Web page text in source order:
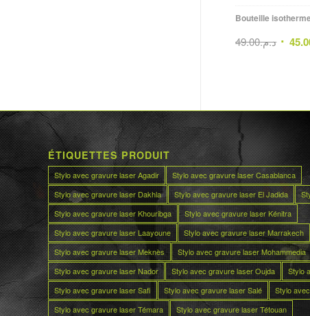
Bouteille
د.م.49.00
ÉTIQUETTES PRODUIT
Stylo avec gravure laser Agadir
Stylo avec gravure laser Casablanca
Stylo avec gravure laser Dakhla
Stylo avec gravure laser El Jadida
Stylo avec gravure laser Khouribga
Stylo avec gravure laser Kénitra
Stylo avec gravure laser Laayoune
Stylo avec gravure laser Marrakech
Stylo avec gravure laser Meknès
Stylo avec gravure laser Mohammedia
Stylo avec gravure laser Nador
Stylo avec gravure laser Oujda
Stylo
Stylo avec gravure laser Safi
Stylo avec gravure laser Salé
Stylo
Stylo avec gravure laser Témara
Stylo avec gravure laser Tétouan